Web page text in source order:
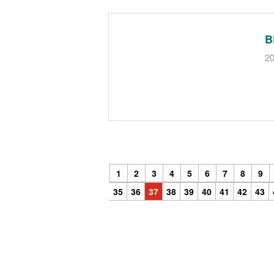
1 2 3 4 5 6 7 8 9
35
36 37 38 39 40 41 42 43